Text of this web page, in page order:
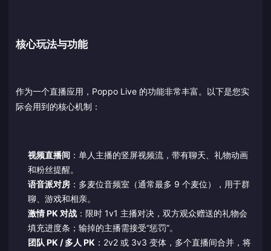
核心玩法与功能
作为一个直播应用，Poppo Live 的功能非常丰富。以下是您实
际会用到的核心机制：
视频直播间：单人主播的竖屏视频流，带有聊天、礼物动画
和粉丝提醒。
语音派对房：多麦位音频室（通常最多 9 个麦位），用于群
聊、游戏和相亲。
激情 PK 对战：限时 1v1 主播对决，双方观众赠送的礼物会
填充进度条；输掉的主播需接受“惩罚”。
团队 PK / 多人 PK ：2v2 或 3v3 变体，多个直播间合并，将